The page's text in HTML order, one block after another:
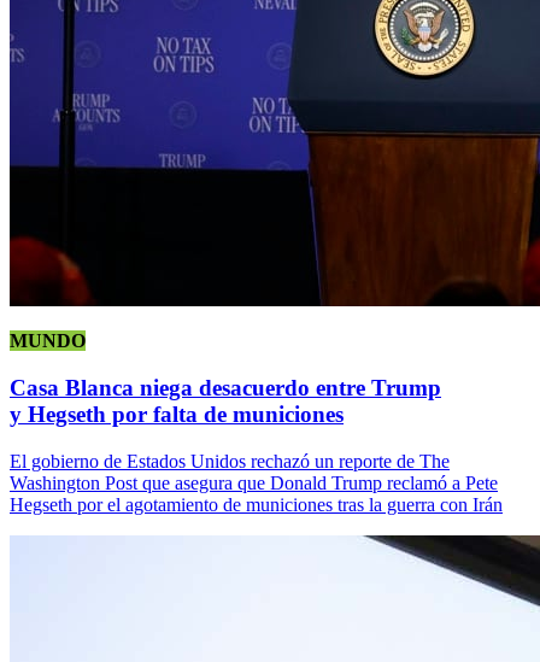
MUNDO
Casa Blanca niega desacuerdo entre Trump
y Hegseth por falta de municiones
El gobierno de Estados Unidos rechazó un reporte de The
Washington Post que asegura que Donald Trump reclamó a Pete
Hegseth por el agotamiento de municiones tras la guerra con Irán